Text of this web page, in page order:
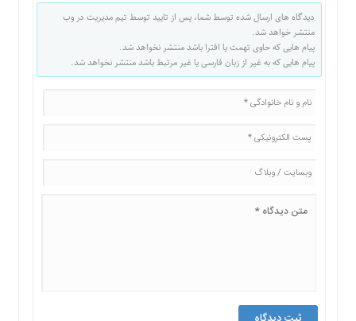
دیدگاه های ارسال شده توسط شما، پس از تایید توسط تیم مدیریت در وب
منتشر خواهد شد.
پیام هایی که حاوی تهمت یا افترا باشد منتشر نخواهد شد.
پیام هایی که به غیر از زبان فارسی یا غیر مرتبط باشد منتشر نخواهد شد.